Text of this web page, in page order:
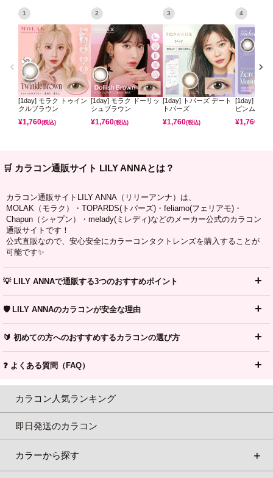
1
[1day] モラク トゥイン
クルブラウン
¥1,760(税込)
2
[1day] モラク ドーリッ
シュブラウン
¥1,760(税込)
3
[1day] トパーズ デート
トパーズ
¥1,760(税込)
4
[1day] ミレ
ピンムーン
¥1,760
🛒 カラコン通販サイト LILY ANNAとは？
カラコン通販サイトLILY ANNA（リリーアンナ）は、
MOLAK（モラク）・TOPARDS(トパーズ)・feliamo(フェリアモ)・
Chapun（シャプン）・melady(ミレディ)などのメーカー公式のカラコン
通販サイトです！
公式直販なので、安心安全にカラーコンタクトレンズを購入することが
可能です✨
💡 LILY ANNAで通販する3つのおすすめポイント
🛡️ LILY ANNAのカラコンが安全な理由
🔰 初めての方へのおすすめするカラコンの選び方
❓ よくある質問（FAQ）
カラコン人気ランキング
即日発送のカラコン
カラーから探す